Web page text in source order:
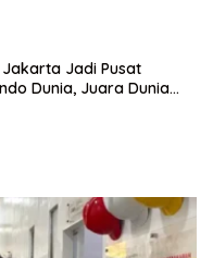
Jadi Pusat
Dunia, Juara Dunia